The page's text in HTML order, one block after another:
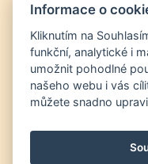
Výklad
Energetická
duší na "druhý
Nutriční a
Informace o
Kliknutím na
funkční, analytické i
umožnit pohodlné
našeho webu i vás
můžete snadno